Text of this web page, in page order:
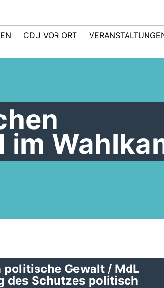
CDU VOR ORT
im
Gewalt / MdL
des Schutzes politisch